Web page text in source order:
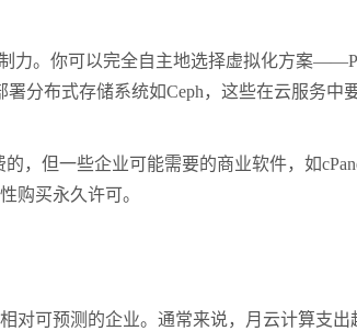
力。你可以完全自主地选择虚拟化方案——
署分布式存储系统如Ceph，这些在云服务中
，但一些企业可能需要的商业软件，如
购买永久许可。
对可预测的企业。通常来说，月云计算支出